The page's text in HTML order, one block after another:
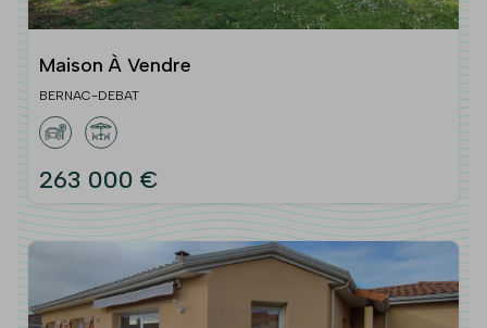
Maison À Vendre
BERNAC-DEBAT
263 000 €